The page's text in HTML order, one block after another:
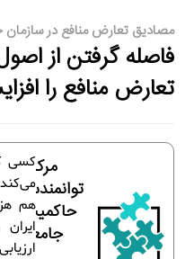
مصادیق تعارض منافع در
فاصله گرفتن از
تعارض منافع را
کسی
هم
مرکز
توانمندسازی
حاکمیت و
جامعه